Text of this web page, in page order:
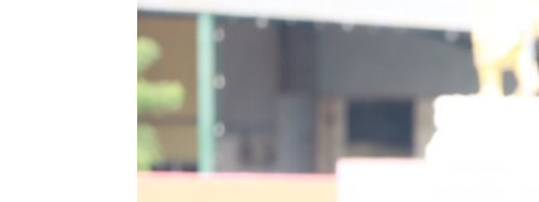
สรุปผลการประเมินความพึงพอใจ
ระบบสืบค้นข้อมูล ประกาศ ก.จ.จ. สุพรรณบุรี (พ.ศ
Document